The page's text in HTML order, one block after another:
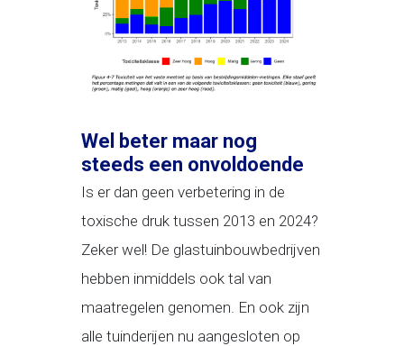
Wel beter maar nog
steeds een onvoldoende
Is er dan geen verbetering in de
toxische druk tussen 2013 en 2024?
Zeker wel! De glastuinbouwbedrijven
hebben inmiddels ook tal van
maatregelen genomen. En ook zijn
alle tuinderijen nu aangesloten op